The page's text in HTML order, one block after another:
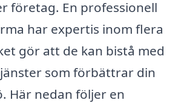
företag. En professionell
har expertis inom flera
gör att de kan bistå med
som förbättrar din
Här nedan följer en